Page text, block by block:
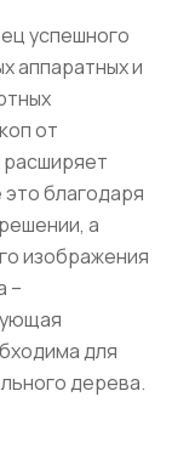
успешного
аппаратных и
от
расширяет
благодаря
а
изображения
–
для
дерева.